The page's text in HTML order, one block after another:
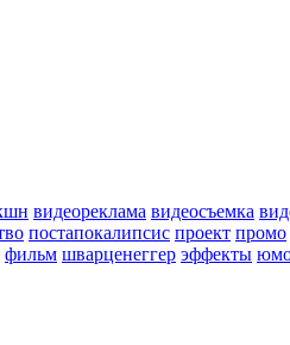
видеореклама видеосъемка
постапокалипсис проект промо
фильм шварценеггер эффекты